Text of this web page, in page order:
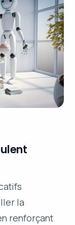
la
renforçant